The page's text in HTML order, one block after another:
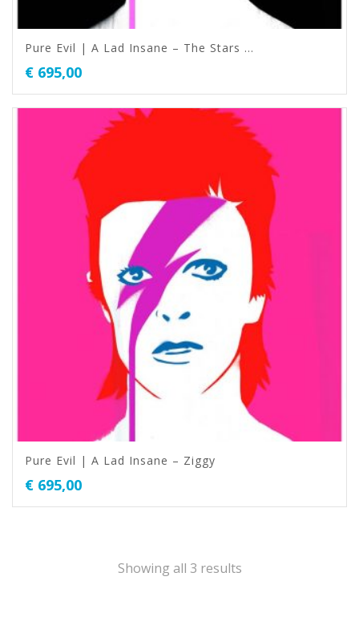
Pure Evil | A Lad Insane – The Stars …
€ 695,00
Pure Evil | A Lad Insane – Ziggy
€ 695,00
Showing all 3 results